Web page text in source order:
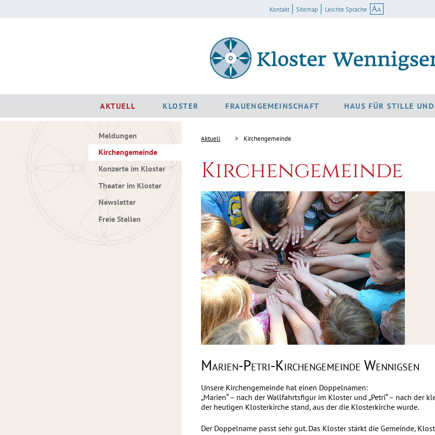
Kontakt Sitemap Leichte Sprache AA
AKTUELL KLOSTER FRAUENGEMEINSCHAFT HAUS FÜR STILLE UND
Meldungen
Kirchengemeinde
Konzerte im Kloster
Theater im Kloster
Newsletter
Freie Stellen
Aktuell Kirchengemeinde
Kirchengemeinde
Marien-Petri-Kirchengemeinde Wennigsen
Unsere Kirchengemeinde hat einen Doppelnamen:
„Marien“ – nach der Wallfahrtsfigur im Kloster und „Petri“ – nach der
der heutigen Klosterkirche stand, aus der die Klosterkirche wurde.
Der Doppelname passt sehr gut. Das Kloster stärkt die Gemeinde,